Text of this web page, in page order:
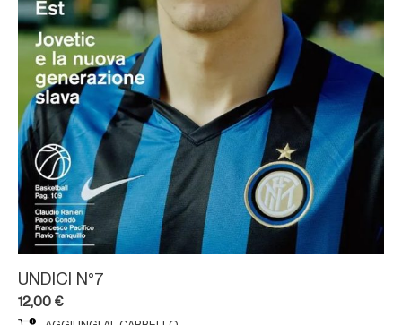
UNDICI N°7
12,00 €